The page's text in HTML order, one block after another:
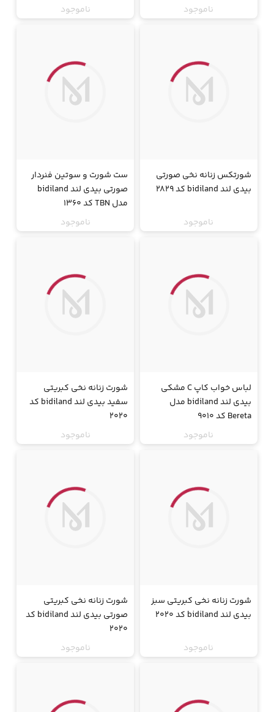
ناموجود ناموجود
شورتکس زنانه نخی صورتی
بیدی لند bidiland کد 2829
ناموجود
ست شورت و سوتین فنردار
صورتی بیدی لند bidiland
مدل TBN کد 1360
ناموجود
لباس خواب کاپ C مشکی
بیدی لند bidiland مدل
Bereta کد 9010
ناموجود
شورت زنانه نخی کبریتی
سفید بیدی لند bidiland کد
2020
ناموجود
شورت زنانه نخی کبریتی سبز
بیدی لند bidiland کد 2020
ناموجود
شورت زنانه نخی کبریتی
صورتی بیدی لند bidiland کد
2020
ناموجود